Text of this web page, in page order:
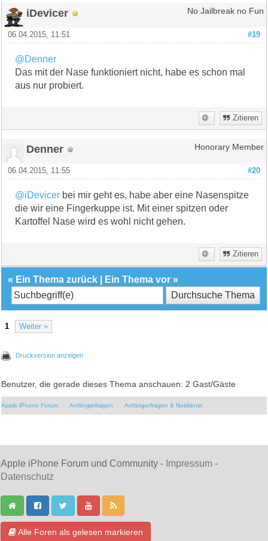
iDevicer No Jailbreak no Fun
#19
06.04.2015, 11:51
@Denner
Das mit der Nase funktioniert nicht, habe es schon mal
aus nur probiert.
Zitieren
Denner Honorary Member
#20
06.04.2015, 11:55
@iDevicer bei mir geht es, habe aber eine Nasenspitze
die wir eine Fingerkuppe ist. Mit einer spitzen oder
Kartoffel Nase wird es wohl nicht gehen.
Zitieren
« Ein Thema zurück Ein Thema vor »
1 Weiter »
Druckversion anzeigen
Benutzer, die gerade dieses Thema anschauen: 2 Gast/Gäste
Apple iPhone Forum Anfängerfragen Anfängerfragen & Notdienst
Apple iPhone Forum und Community - Impressum -
Datenschutz
Alle Foren als gelesen markieren